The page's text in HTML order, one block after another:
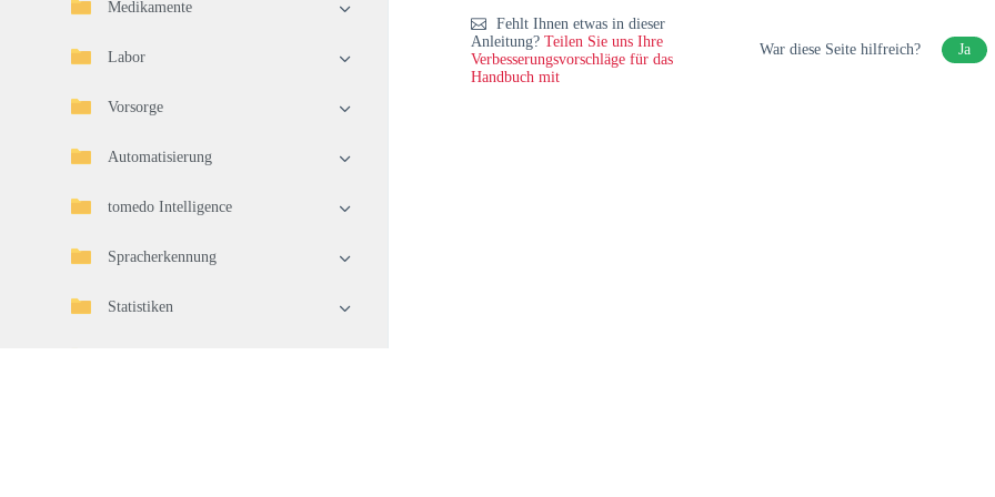
Medikamente
Labor
Vorsorge
Automatisierung
tomedo Intelligence
Spracherkennung
Statistiken
Fehlt Ihnen etwas in dieser
Anleitung? Teilen Sie uns Ihre
Verbesserungsvorschläge für das
Handbuch mit
War diese Seite hilfreich? Ja